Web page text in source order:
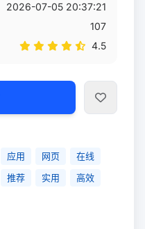
2026-07-05 20:37:21
107
4.5
应用 网页
在线
推荐 实用
高效